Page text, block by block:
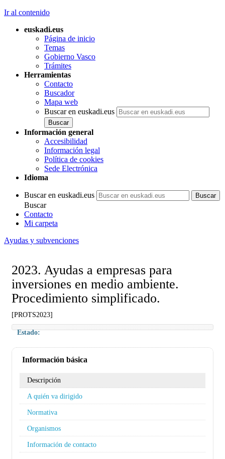
Ir al contenido
euskadi.eus
Página de inicio
Temas
Gobierno Vasco
Trámites
Herramientas
Contacto
Buscador
Mapa web
Buscar en euskadi.eus
Información general
Accesibilidad
Información legal
Política de cookies
Sede Electrónica
Idioma
Buscar en euskadi.eus
Buscar
Contacto
Mi carpeta
Ayudas y subvenciones
2023. Ayudas a empresas para
inversiones en medio ambiente.
Procedimiento simplificado.
[PROTS2023]
Estado:
Información básica
Descripción
A quién va dirigido
Normativa
Organismos
Información de contacto